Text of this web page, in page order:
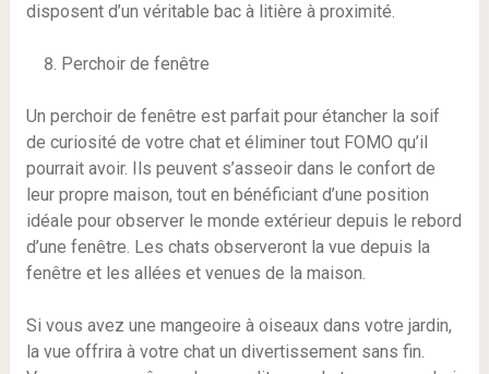
disposent d’un véritable bac à litière à proximité.
Perchoir de fenêtre
Un perchoir de fenêtre est parfait pour étancher la soif
de curiosité de votre chat et éliminer tout FOMO qu’il
pourrait avoir. Ils peuvent s’asseoir dans le confort de
leur propre maison, tout en bénéficiant d’une position
idéale pour observer le monde extérieur depuis le rebord
d’une fenêtre. Les chats observeront la vue depuis la
fenêtre et les allées et venues de la maison.
Si vous avez une mangeoire à oiseaux dans votre jardin,
la vue offrira à votre chat un divertissement sans fin.